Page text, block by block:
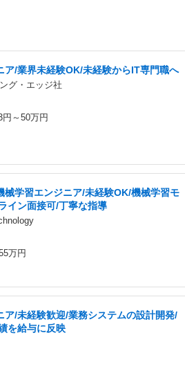
ア/業界未経験OK/未経験からIT専門職へ
グ・エッジ社
円～50万円
械学習エンジニア/未経験OK/機械学習モ
イン面接可/丁寧な指導
万円
ア/未経験歓迎/業務システムの設計開発/
を給与に反映